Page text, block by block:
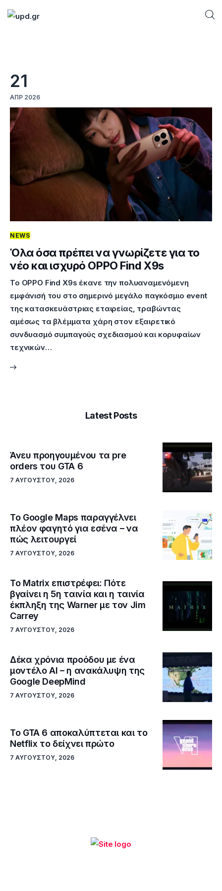
Games
Futuring
AI news
21
ΑΠΡ 2026
NEWS
Όλα όσα πρέπει να γνωρίζετε για το
νέο και ισχυρό OPPO Find X9s
Το OPPO Find X9s έκανε την πολυαναμενόμενη
εμφάνισή του στο σημερινό μεγάλο παγκόσμιο event
της κατασκευάστριας εταιρείας, τραβώντας
αμέσως τα βλέμματα χάρη στον εξαιρετικό
συνδυασμό συμπαγούς σχεδιασμού και κορυφαίων
τεχνικών…
Latest Posts
Άνευ προηγουμένου τα pre
orders του GTA 6
7 ΑΥΓΟΎΣΤΟΥ, 2026
Το Google Maps παραγγέλνει
πλέον φαγητό για εσένα – να
πώς λειτουργεί
7 ΑΥΓΟΎΣΤΟΥ, 2026
Το Matrix επιστρέφει: Πότε
βγαίνει η 5η ταινία και η ταινία
έκπληξη της Warner με τον Jim
Carrey
7 ΑΥΓΟΎΣΤΟΥ, 2026
Δέκα χρόνια προόδου με ένα
μοντέλο ΑΙ – η ανακάλυψη της
Google DeepMind
7 ΑΥΓΟΎΣΤΟΥ, 2026
Το GTA 6 αποκαλύπτεται και το
Netflix το δείχνει πρώτο
7 ΑΥΓΟΎΣΤΟΥ, 2026